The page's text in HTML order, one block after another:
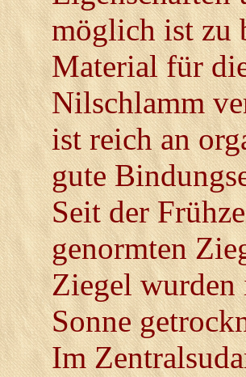
möglich ist zu
Material für
Nilschlamm
ist reich an
gute
Seit der
genormten
Ziegel
Sonne
Im